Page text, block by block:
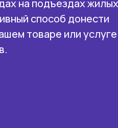
на подъездах жилых
способ донести
товаре или